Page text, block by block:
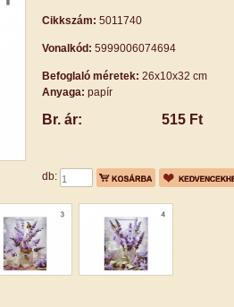
Cikkszám: 5011740
Vonalkód: 5999006074694
Befoglaló méretek: 26x10x32 cm
Anyaga: papír
Br. ár: 515 Ft
db: